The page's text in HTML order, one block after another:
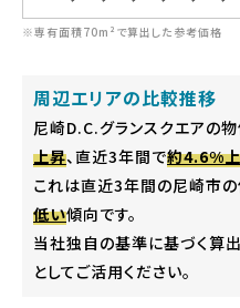
※専有面積70m²で算出した参考価格
周辺エリアの比較推移
尼崎D.C.グランスクエアの
上昇、直近3年間で約4.6%
これは直近3年間の尼崎市の
低い傾向です。
当社独自の基準に基づく算
としてご活用ください。